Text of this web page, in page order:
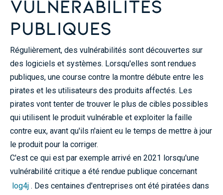
vulnérabilités
publiques
Régulièrement, des vulnérabilités sont découvertes sur
des logiciels et systèmes. Lorsqu'elles sont rendues
publiques, une course contre la montre débute entre les
pirates et les utilisateurs des produits affectés. Les
pirates vont tenter de trouver le plus de cibles possibles
qui utilisent le produit vulnérable et exploiter la faille
contre eux, avant qu'ils n'aient eu le temps de mettre à jour
le produit pour la corriger.
C'est ce qui est par exemple arrivé en 2021 lorsqu'une
vulnérabilité critique a été rendue publique concernant
log4j . Des centaines d'entreprises ont été piratées dans